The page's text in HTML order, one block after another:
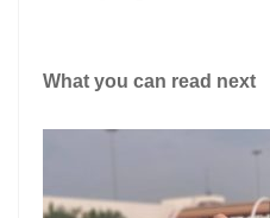
What you can read next